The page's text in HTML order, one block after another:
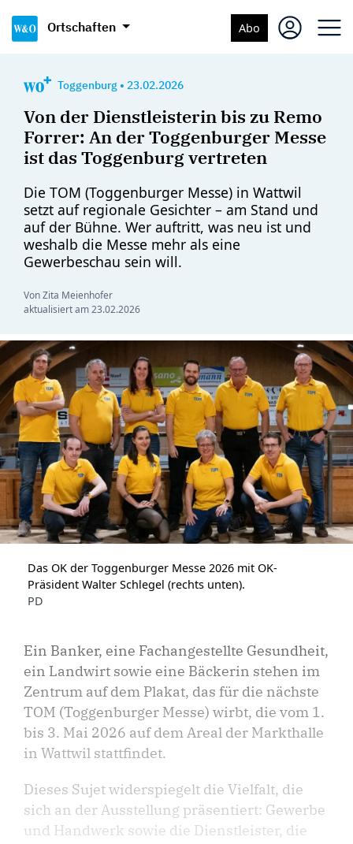
Ortschaften Abo
Toggenburg • 23.02.2026
Von der Dienstleisterin bis zu Remo
Forrer: An der Toggenburger Messe
ist das Toggenburg vertreten
Die TOM (Toggenburger Messe) in Wattwil
setzt auf regionale Gesichter – am Stand und
auf der Bühne. Wer auftritt, was neu ist und
weshalb die Messe mehr als eine
Gewerbeschau sein will.
Von Zita Meienhofer
aktualisiert am23.02.2026
Das OK der Toggenburger Messe 2026 mit OK-
Präsident Walter Schlegel (rechts unten).
PD
Ein Banker, eine Fachangestellte Gesundheit,
ein Landwirt sowie eine Bäckerin stehen im
Zentrum auf dem Plakat, das für die nächste
TOM (Toggenburger Messe) wirbt, die vom 1.
bis 3. Mai 2026 auf dem Areal der Markthalle
in Wattwil stattfindet.
Dieses Sujet widerspiegelt die Vielfalt, die
sich an der Ausstellung präsentiert: Gewerbe
und Handwerk sowie die Dienstleister, die